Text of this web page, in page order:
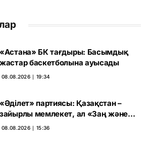
«Астана» БК тағдыры: Басымдық
жастар баскетболына ауысады
08.08.2026 ∣ 19:34
«Әділет» партиясы: Қазақстан –
зайырлы мемлекет, ал «Заң және
тәртіп» қағидаты баршаға міндетті
08.08.2026 ∣ 15:36